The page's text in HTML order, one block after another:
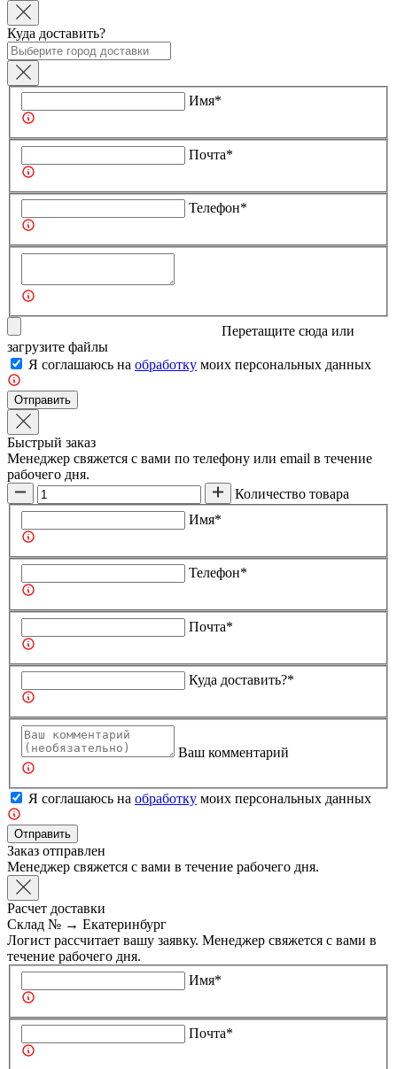
Куда доставить?
Имя*
Почта*
Телефон*
Перетащите сюда или
загрузите файлы
Я соглашаюсь на обработку моих персональных данных
Отправить
Быстрый заказ
Менеджер свяжется с вами по телефону или email в течение
рабочего дня.
Количество товара
Имя*
Телефон*
Почта*
Куда доставить?*
Ваш комментарий
Я соглашаюсь на обработку моих персональных данных
Отправить
Заказ отправлен
Менеджер свяжется с вами в течение рабочего дня.
Расчет доставки
Склад № → Екатеринбург
Логист рассчитает вашу заявку. Менеджер свяжется с вами в
течение рабочего дня.
Имя*
Почта*